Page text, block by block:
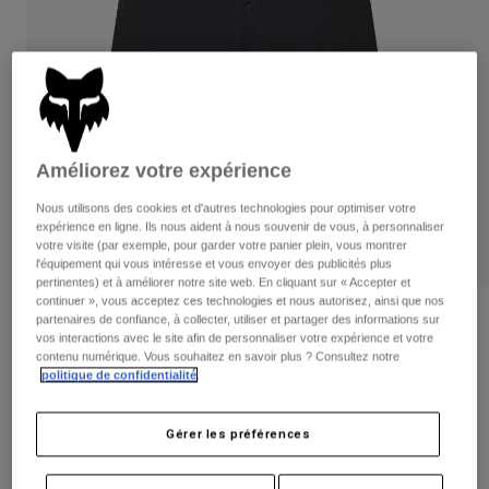
Pantalons
Shorts
Gants
Protections
Masques
Chaussettes
Accessoires
Pièces de rechange
Pantalons
Gants
Vestes
Masques
Chaussettes
Sacs et accessoires
Voir tout
Femme
T-shirts et tops
Sweats et Pulls
Vestes
Pantalons
Chemises
Voir tout
Enfants
Masques
Chaussettes
Voir tout
Moto
Casques
Maillots
Pantalons
Bottes
Avis
Short Ranger Digi Image Junior
Article n°33467
Price reduced from
74,99 €to52,49 € 30% OFF
Améliorez votre expérience
Nous utilisons des cookies et d'autres technologies pour optimiser votre
expérience en ligne. Ils nous aident à nous souvenir de vous, à personnaliser
votre visite (par exemple, pour garder votre panier plein, vous montrer
l'équipement qui vous intéresse et vous envoyer des publicités plus
pertinentes) et à améliorer notre site web. En cliquant sur « Accepter et
continuer », vous acceptez ces technologies et nous autorisez, ainsi que nos
partenaires de confiance, à collecter, utiliser et partager des informations sur
vos interactions avec le site afin de personnaliser votre expérience et votre
contenu numérique. Vous souhaitez en savoir plus ? Consultez notre
politique de confidentialité
Gérer les préférences